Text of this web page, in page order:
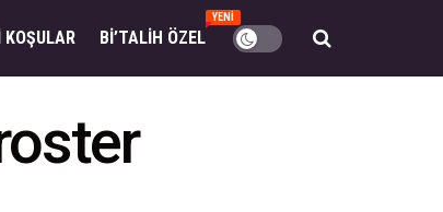
KOŞULAR BI’TALIH ÖZEL
YENİ